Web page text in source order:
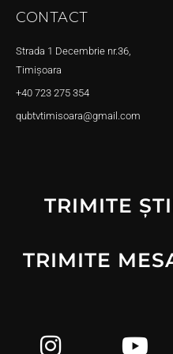
CONTACT
Strada 1 Decembrie nr.36,
Timișoara
+40 723 275 354
qubtvtimisoara@gmail.com
TRIMITE
TRIMITE